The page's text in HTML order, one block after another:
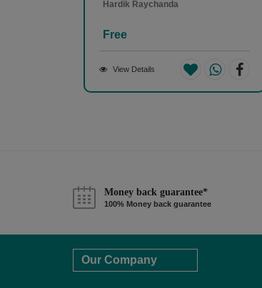
Hardik Raychanda
Free
View Details
Money back guarantee*
100% Money back guarantee
Our Company